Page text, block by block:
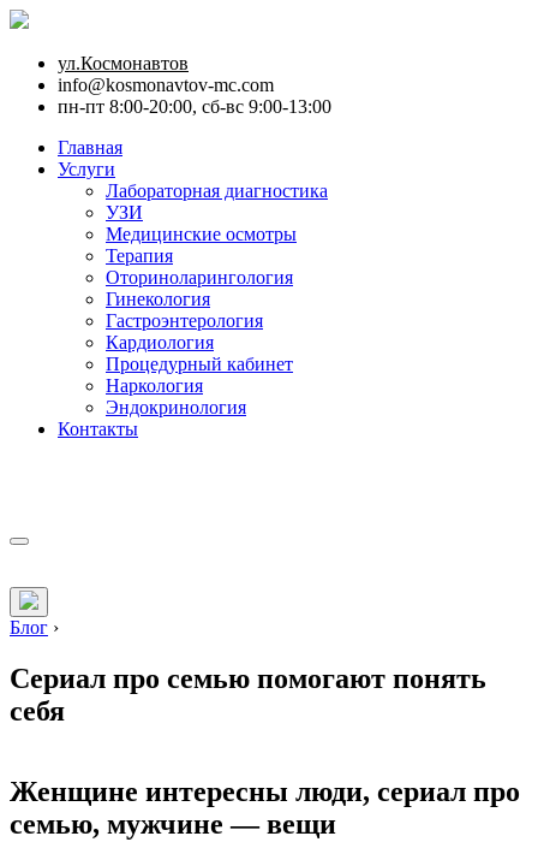
ул.Космонавтов
info@kosmonavtov-mc.com
пн-пт 8:00-20:00, сб-вс 9:00-13:00
Главная
Услуги
Лабораторная диагностика
УЗИ
Медицинские осмотры
Терапия
Оториноларингология
Гинекология
Гастроэнтерология
Кардиология
Процедурный кабинет
Наркология
Эндокринология
Контакты
Блог ›
Сериал про семью помогают понять
себя
Женщине интересны люди, сериал про
семью, мужчине — вещи